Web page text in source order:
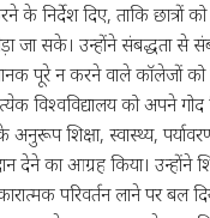
के निर्देश दिए, ताकि छात्रों
जा सके। उन्होंने संबद्धता से
मानक पूरे न करने वाले कॉलेजों
विश्वविद्यालय को अपने
शिक्षा, स्वास्थ्य,
देने का आग्रह किया। उन्होंने
परिवर्तन लाने पर बल